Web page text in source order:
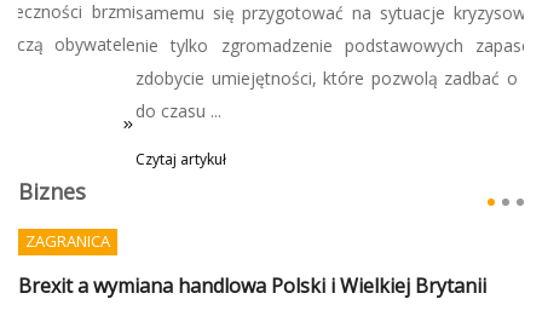
samemu się przygotować na sytuacje kryzysowe, co oznacza
nie tylko zgromadzenie podstawowych zapasów, ale także
zdobycie umiejętności, które pozwolą zadbać o siebie i bliskich
Biznes
ZAGRANICA
Brexit a wymiana handlowa Polski i Wielkiej Brytanii